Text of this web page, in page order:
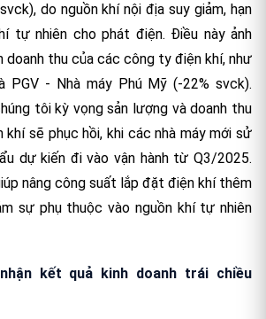
do nguồn khí nội địa suy giảm, hạn
tự nhiên cho phát điện. Điều này ảnh
doanh thu của các công ty điện khí, như
PGV - Nhà máy Phú Mỹ (-22% svck).
tôi kỳ vọng sản lượng và doanh thu
khí sẽ phục hồi, khi các nhà máy mới sử
dự kiến đi vào vận hành từ Q3/2025.
nâng công suất lắp đặt điện khí thêm
sự phụ thuộc vào nguồn khí tự nhiên
kết quả kinh doanh trái chiều